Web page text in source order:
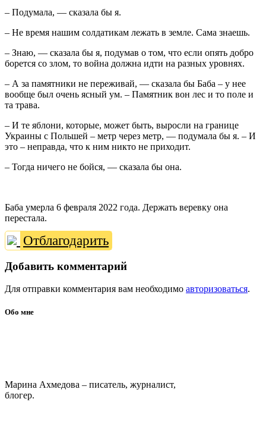
– Подумала, — сказала бы я.
– Не время нашим солдатикам лежать в земле. Сама знаешь.
– Знаю, — сказала бы я, подумав о том, что если опять добро
борется со злом, то война должна идти на разных уровнях.
– А за памятники не переживай, — сказала бы Баба – у нее
вообще был очень ясный ум. – Памятник вон лес и то поле и
та трава.
– И те яблони, которые, может быть, выросли на границе
Украины с Польшей – метр через метр, — подумала бы я. – И
это – неправда, что к ним никто не приходит.
– Тогда ничего не бойся, — сказала бы она.
Баба умерла 6 февраля 2022 года. Держать веревку она
перестала.
Отблагодарить
Добавить комментарий
Для отправки комментария вам необходимо авторизоваться.
Обо мне
Марина Ахмедова – писатель, журналист,
блогер.